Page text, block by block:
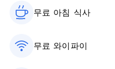
이 호텔은 최근 개조 및 업
숙박 시설을 제공합니다.
Wi-Fi와 같은 다양한 기타
무료 아침 식사‎
무료 와이파이